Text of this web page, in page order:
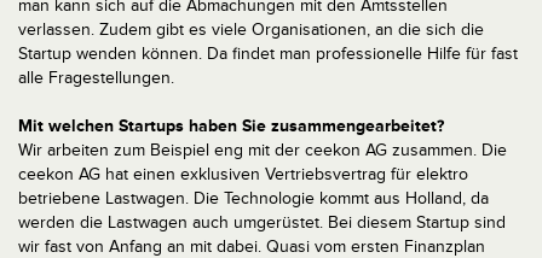
man kann sich auf die Abmachungen mit den Amtsstellen
verlassen. Zudem gibt es viele Organisationen, an die sich die
Startup wenden können. Da findet man professionelle Hilfe für fast
alle Fragestellungen.
Mit welchen Startups haben Sie zusammengearbeitet?
Wir arbeiten zum Beispiel eng mit der ceekon AG zusammen. Die
ceekon AG hat einen exklusiven Vertriebsvertrag für elektro
betriebene Lastwagen. Die Technologie kommt aus Holland, da
werden die Lastwagen auch umgerüstet. Bei diesem Startup sind
wir fast von Anfang an mit dabei. Quasi vom ersten Finanzplan